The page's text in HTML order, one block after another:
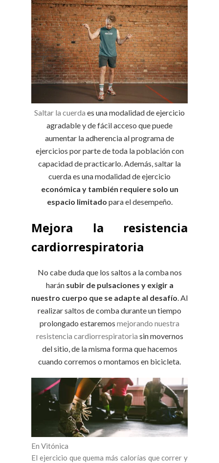
Saltar la cuerda es una modalidad de ejercicio
agradable y de fácil acceso que puede
aumentar la adherencia al programa de
ejercicios por parte de toda la población con
capacidad de practicarlo. Además, saltar la
cuerda es una modalidad de ejercicio
económica y también requiere solo un
espacio limitado para el desempeño.
Mejora la resistencia
cardiorrespiratoria
No cabe duda que los saltos a la comba nos
harán subir de pulsaciones y exigir a
nuestro cuerpo que se adapte al desafío. Al
realizar saltos de comba durante un tiempo
prolongado estaremos mejorando nuestra
resistencia cardiorrespiratoria sin movernos
del sitio, de la misma forma que hacemos
cuando corremos o montamos en bicicleta.
En Vitónica
El ejercicio que quema más calorías que correr y